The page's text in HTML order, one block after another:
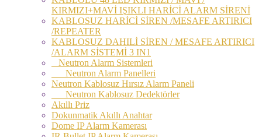
KIRMIZI+MAVİ IŞIKLI HARİCİ ALARM SİRENİ
KABLOSUZ HARİCİ SİREN /MESAFE ARTIRICI
/REPEATER
KABLOSUZ DAHILİ SİREN / MESAFE ARTIRICI
/ALARM SİSTEMİ 3 IN1
Neutron Alarm Sistemleri
Neutron Alarm Panelleri
Neutron Kablosuz Hırsız Alarm Paneli
Neutron Kablosuz Dedektörler
Akıllı Priz
Dokunmatik Akıllı Anahtar
Dome IP Alarm Kamerası